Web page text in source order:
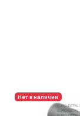
Нет в наличии